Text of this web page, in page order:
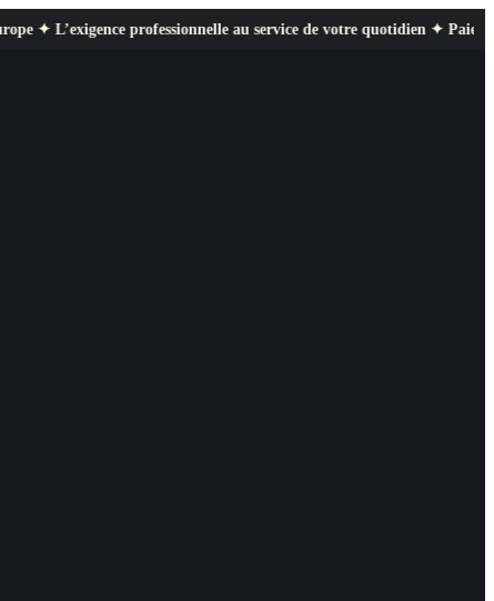
au service de votre quotidien ✦ Paiement sécurisé ✦